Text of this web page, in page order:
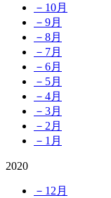
－10月
－9月
－8月
－7月
－6月
－5月
－4月
－3月
－2月
－1月
2020
－12月